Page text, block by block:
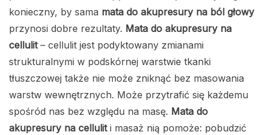
konieczny, by sama mata do akupresury na ból głowy
przynosi dobre rezultaty. Mata do akupresury na
cellulit– cellulit jest podyktowany zmianami
strukturalnymi w podskórnej warstwie tkanki
tłuszczowej także nie może zniknąć bez masowania
warstw wewnętrznych. Może przytrafić się każdemu
spośród nas bez względu na masę. Mata do
akupresury na celluliti masaż nią pomoże: pobudzić